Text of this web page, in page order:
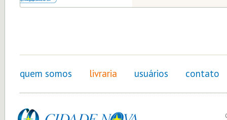
quem somos livraria usuários contato